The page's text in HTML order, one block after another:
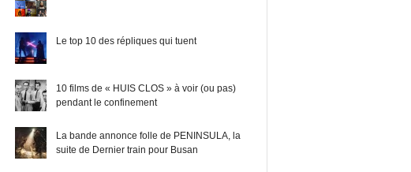
Le top 10 des répliques qui tuent
10 films de « HUIS CLOS » à voir (ou pas)
pendant le confinement
La bande annonce folle de PENINSULA, la
suite de Dernier train pour Busan